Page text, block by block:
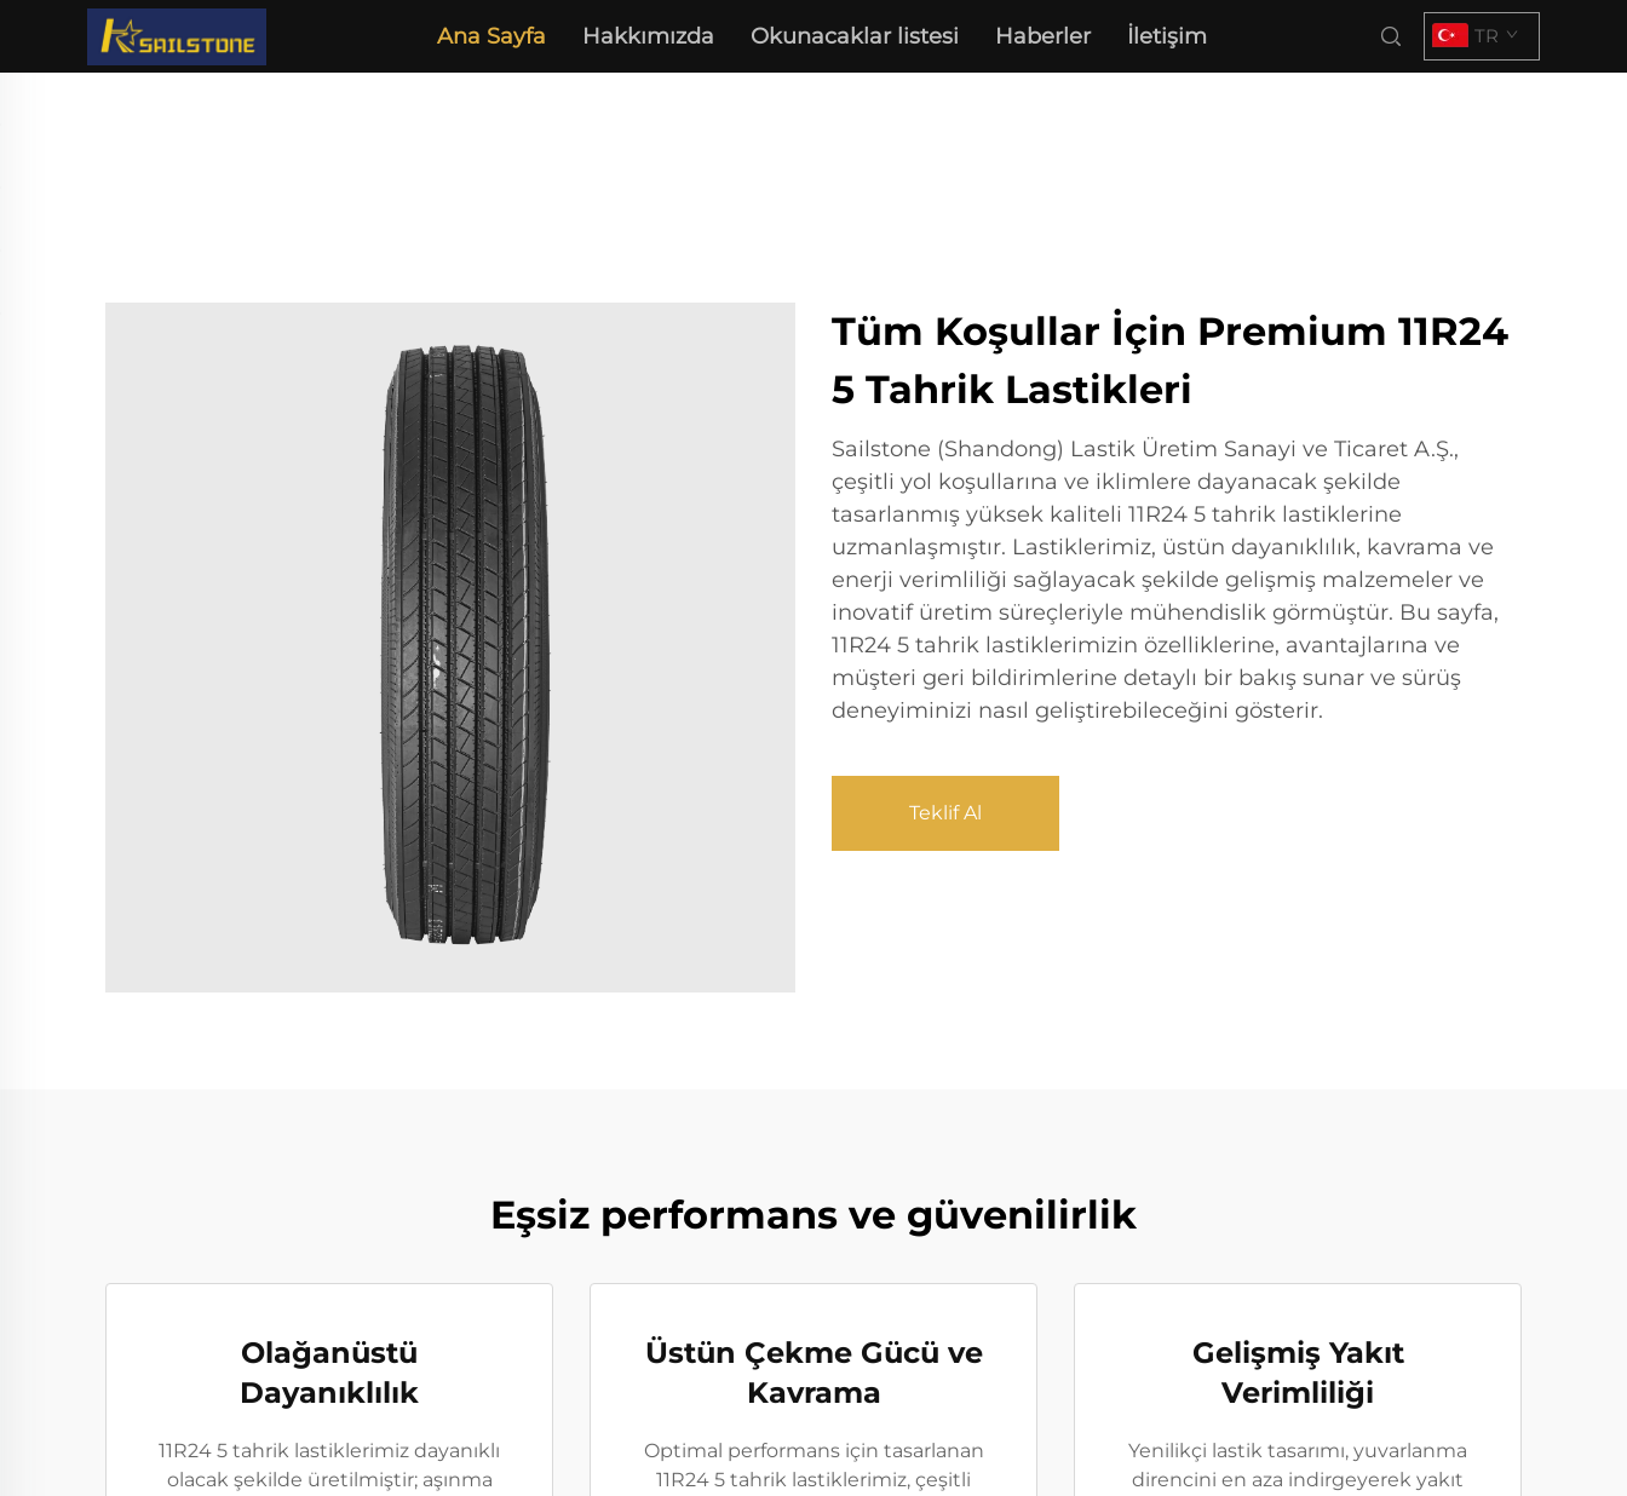
Ana Sayfa Hakkımızda Okunacaklar listesi Haberler İletişim TR
Tüm Koşullar İçin Premium 11R24
5 Tahrik Lastikleri
Sailstone (Shandong) Lastik Üretim Sanayi ve Ticaret A.Ş.,
çeşitli yol koşullarına ve iklimlere dayanacak şekilde
tasarlanmış yüksek kaliteli 11R24 5 tahrik lastiklerine
uzmanlaşmıştır. Lastiklerimiz, üstün dayanıklılık, kavrama ve
enerji verimliliği sağlayacak şekilde gelişmiş malzemeler ve
inovatif üretim süreçleriyle mühendislik görmüştür. Bu sayfa,
11R24 5 tahrik lastiklerimizin özelliklerine, avantajlarına ve
müşteri geri bildirimlerine detaylı bir bakış sunar ve sürüş
deneyiminizi nasıl geliştirebileceğini gösterir.
Teklif Al
Eşsiz performans ve güvenilirlik
Olağanüstü
Dayanıklılık
11R24 5 tahrik lastiklerimiz dayanıklı
olacak şekilde üretilmiştir; aşınma
Üstün Çekme Gücü ve
Kavrama
Optimal performans için tasarlanan
11R24 5 tahrik lastiklerimiz, çeşitli
Gelişmiş Yakıt
Verimliliği
Yenilikçi lastik tasarımı, yuvarlanma
direncini en aza indirgeyerek yakıt